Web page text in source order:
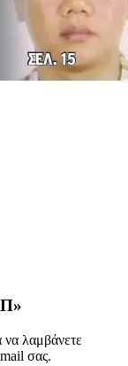
να λαμβάνετε
σας.